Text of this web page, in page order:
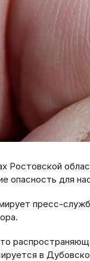
Ростовской
опасность для
пресс-
в